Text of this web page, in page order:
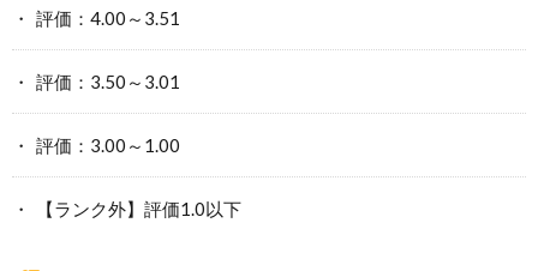
評価：4.00～3.51
評価：3.50～3.01
評価：3.00～1.00
【ランク外】評価1.0以下